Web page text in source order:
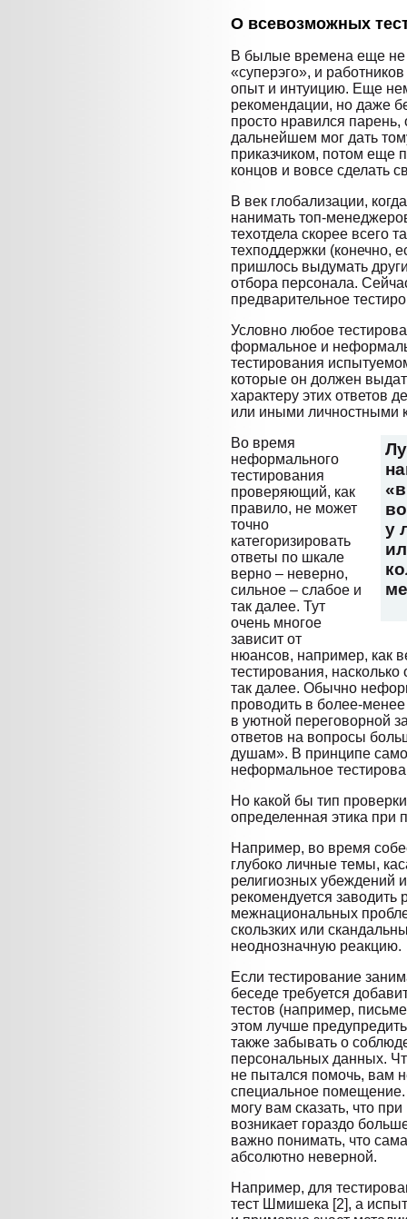
О всевозможных
В былые времена еще не
«суперэго», и
опыт и интуицию. Еще
рекомендации, но даже
просто нравился парень,
дальнейшем мог дать
приказчиком, потом еще
концов и вовсе сделать
В век глобализации,
нанимать топ-
техотдела скорее всего
техподдержки (конечно,
пришлось выдумать
отбора персонала.
предварительное
Условно любое
формальное и
тестирования
которые он должен
характеру этих ответов
или иными личностными
у
Во время
неформального
тестирования
проверяющий, как
правило, не может
точно
категоризировать
ответы по шкале
верно – неверно,
сильное – слабое и
так далее. Тут
очень многое
зависит от
нюансов, например, как
тестирования,
так далее. Обычно
проводить в более-
в уютной переговорной
ответов на вопросы
душам». В принципе
неформальное
Но какой бы тип
определенная этика при
Например, во время
глубоко личные темы,
религиозных убеждений
рекомендуется заводить
межнациональных
скользких или
неоднозначную реакцию.
Если тестирование
беседе требуется
тестов (например,
этом лучше
также забывать о
персональных данных.
не пытался помочь, вам
специальное помещение.
могу вам сказать, что
возникает гораздо
важно понимать, что
абсолютно неверной.
Например, для
тест Шмишека [2], а